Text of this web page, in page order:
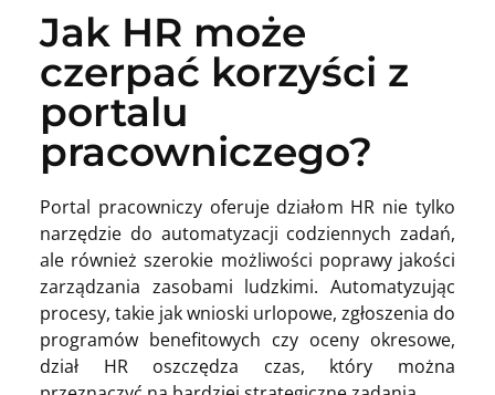
Jak HR może
czerpać korzyści z
portalu
pracowniczego?
Portal pracowniczy oferuje działom HR nie tylko
narzędzie do automatyzacji codziennych zadań,
ale również szerokie możliwości poprawy jakości
zarządzania zasobami ludzkimi. Automatyzując
procesy, takie jak wnioski urlopowe, zgłoszenia do
programów benefitowych czy oceny okresowe,
dział HR oszczędza czas, który można